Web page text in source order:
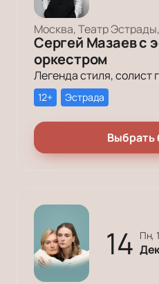
Москва, Театр
Сергей Мазаев с
оркестром
12+ Эстрада
Выбрать
14